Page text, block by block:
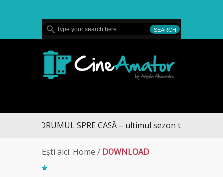
DRUMUL SPRE CASĂ – ultimul sezon te aduce la
Ești aici: Home / DOWNLOAD